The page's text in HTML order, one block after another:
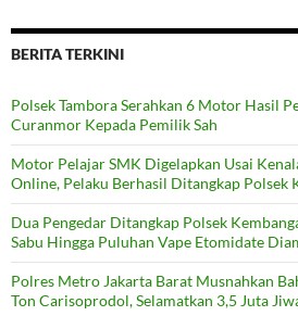
BERITA TERKINI
Polsek Tambora Serahkan 6 Motor Hasil
Curanmor Kepada Pemilik Sah
Motor Pelajar SMK Digelapkan Usai
Online, Pelaku Berhasil Ditangkap Polsek
Dua Pengedar Ditangkap Polsek
Sabu Hingga Puluhan Vape Etomidate
Polres Metro Jakarta Barat Musnahkan
Ton Carisoprodol, Selamatkan 3,5 Juta